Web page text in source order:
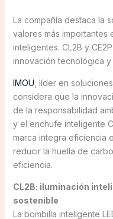
La compañía destaca la
valores más importantes
inteligentes. CL2B y
innovación tecnológica
IMOU , líder en
considera que la
de la responsabilidad
y el enchufe inteligente
marca integra eficiencia
reducir la huella de
eficiencia.
CL2B: iluminación
sostenible
La bombilla inteligente